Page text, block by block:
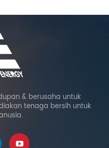
& berusaha untuk
tenaga bersih untuk